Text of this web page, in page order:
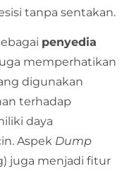
tanpa sentakan.
penyedia
memperhatikan
digunakan
terhadap
daya
Aspek Dump
juga menjadi fitur